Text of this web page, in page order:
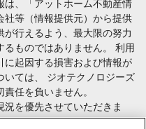
は、「アットホーム不動産情
社等（情報提供元）から提供
行えるよう、最大限の努力
ものではありません。 利用
に起因する損害および情報が
いては、 ジオテクノロジーズ
任を負いません。
を優先させていただきま